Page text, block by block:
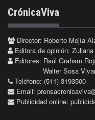
CrónicaViva
Director: Roberto Mejía
Editora de opinión:
Editores: Raúl Graham
Walter Sosa
Teléfono: (511) 3193500
Email:
Publicidad online: